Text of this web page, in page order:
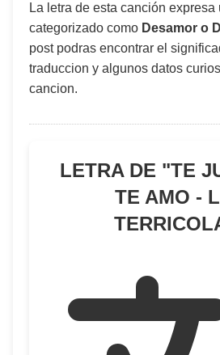
La letra de esta canción
categorizado como Desamor o
post podras encontrar el
traduccion y algunos datos
cancion.
LETRA DE "TE
TE AMO -